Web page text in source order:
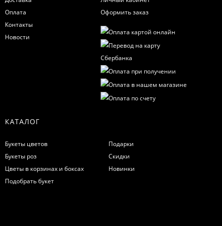
Оплата
Контакты
Новости
Оформить заказ
КАТАЛОГ
Букеты цветов
Букеты роз
Цветы в корзинах и боксах
Подобрать букет
Подарки
Скидки
Новинки